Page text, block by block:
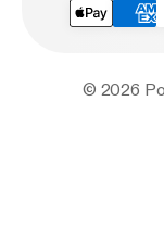
© 2026